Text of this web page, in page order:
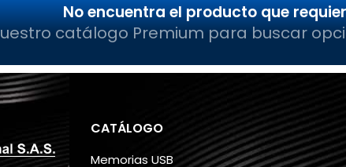
No encuentra el producto que
catálogo Premium para buscar
CATÁLOGO
Memorias USB